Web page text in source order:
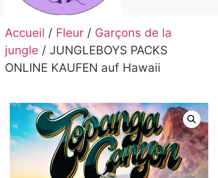
Accueil / Fleur / Garçons de la
jungle / JUNGLEBOYS PACKS
ONLINE KAUFEN auf Hawaii